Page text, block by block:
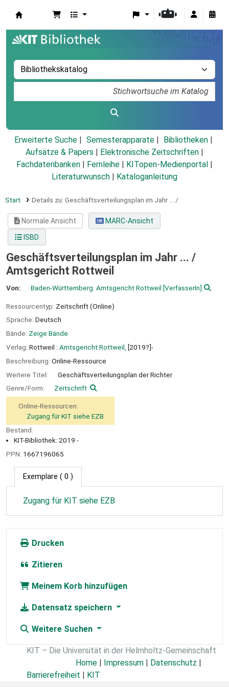
Erweiterte Suche Semesterapparate
Bibliotheken
Aufsätze & Papers
Elektronische Zeitschriften
Fachdatenbanken
Fernleihe KITopen-Medienportal
Literaturwunsch
Kataloganleitung
Start Details zu: Geschäftsverteilungsplan im Jahr ... /
Normale Ansicht
MARC-Ansicht
ISBD
Geschäftsverteilungsplan im Jahr ... /
Amtsgericht Rottweil
Von: Baden-Württemberg. Amtsgericht Rottweil [VerfasserIn]
Ressourcentyp: Zeitschrift (Online)
Sprache: Deutsch
Bände: Zeige Bände
Verlag: Rottweil : Amtsgericht Rottweil, [2019?]-
Beschreibung: Online-Ressource
Weitere Titel:
Geschäftsverteilungsplan der Richter
Genre/Form:
Zeitschrift
Online-Ressourcen:
Zugang für KIT siehe EZB
Bestand:
KIT-Bibliothek: 2019 -
PPN: 1667196065
Exemplare ( 0 )
Zugang für KIT siehe EZB
Drucken
Zitieren
Meinem Korb hinzufügen
Datensatz speichern
Weitere Suchen
KIT – Die Universität in der Helmholtz-Gemeinschaft
Home | Impressum | Datenschutz |
Barrierefreiheit | KIT